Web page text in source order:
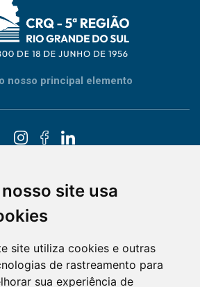
nosso site usa
site utiliza cookies e outras
de rastreamento para
sua experiência de
nosso principal elemento
Sexta-feira - das 08:30 às 12:15 e